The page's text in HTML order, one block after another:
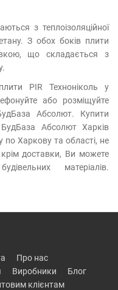
з теплоізоляційної
З обох боків плити
що складається з
PIR Техноніколь у
або розміщуйте
Абсолют. Купити
БудБаза Абсолют Харків
по Харкову та області, не
доставки, Ви можете
матеріалів.
про нас
виробники
блог
клієнтам